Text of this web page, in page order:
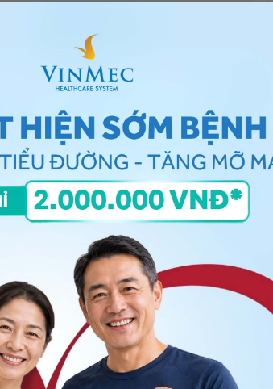
”, bác sĩ xin giải đáp như sau:
tượng co giật này nguyên nhân từ
thể hạ đường máu, có thể kèm theo
chân, đau khi vận cơ. Để tránh tình
đủ các bữa, không bỏ bữa. Bạn cũng
soát thêm các nguyên nhân gây co
thể đến bệnh viện thuộc
đã tin tưởng và gửi câu hỏi đến
, đặt muaGÓI DỊCH VỤ
hoặc đặt